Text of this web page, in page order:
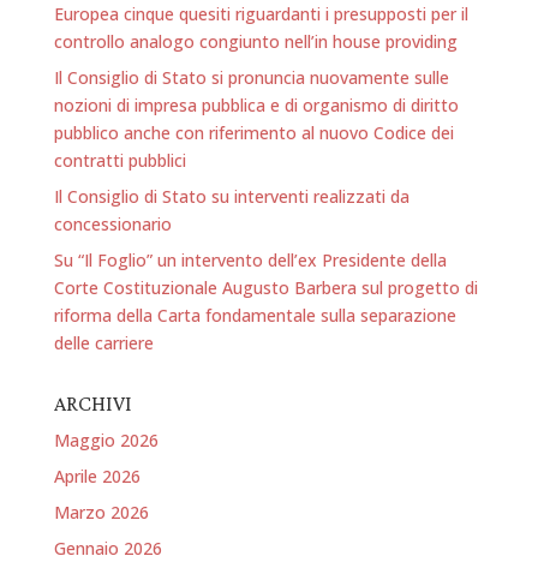
Europea cinque quesiti riguardanti i presupposti per il
controllo analogo congiunto nell’in house providing
Il Consiglio di Stato si pronuncia nuovamente sulle
nozioni di impresa pubblica e di organismo di diritto
pubblico anche con riferimento al nuovo Codice dei
contratti pubblici
Il Consiglio di Stato su interventi realizzati da
concessionario
Su “Il Foglio” un intervento dell’ex Presidente della
Corte Costituzionale Augusto Barbera sul progetto di
riforma della Carta fondamentale sulla separazione
delle carriere
ARCHIVI
Maggio 2026
Aprile 2026
Marzo 2026
Gennaio 2026